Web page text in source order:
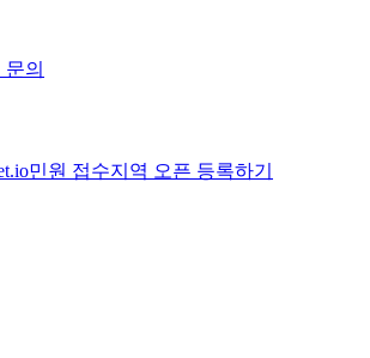
문의
민원 접수지역 오픈 등록하기